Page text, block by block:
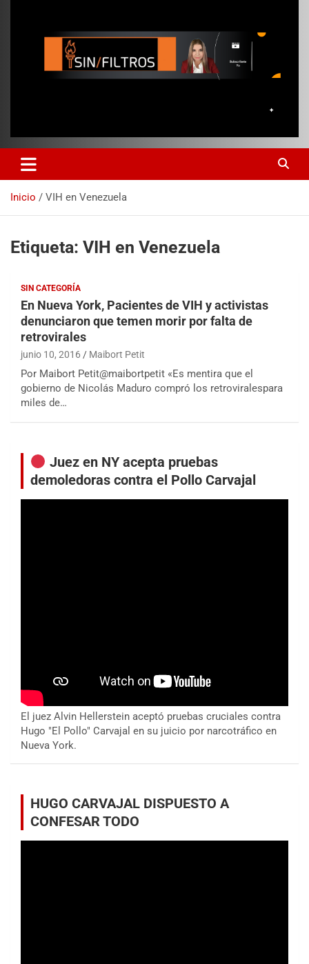
Inicio VIH en Venezuela
Etiqueta: VIH en Venezuela
SIN CATEGORÍA
En Nueva York, Pacientes de VIH y activistas
denunciaron que temen morir por falta de
retrovirales
junio 10, 2016 Maibort Petit
Por Maibort Petit@maibortpetit «Es mentira que el
gobierno de Nicolás Maduro compró los retroviralespara
miles de…
Juez en NY acepta pruebas
demoledoras contra el Pollo Carvajal
El juez Alvin Hellerstein aceptó pruebas cruciales contra
Hugo "El Pollo" Carvajal en su juicio por narcotráfico en
Nueva York.
HUGO CARVAJAL DISPUESTO A
CONFESAR TODO